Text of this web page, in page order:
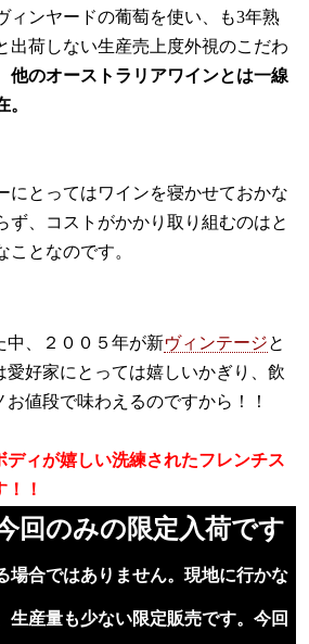
ィンヤードの葡萄を使い、も3年熟
出荷しない生産売上度外視のこだわ
他のオーストラリアワインとは一線
。
にとってはワインを寝かせておかな
ず、コストがかかり取り組むのはと
ことなのです。
中、２００５年が新ヴィンテージと
愛好家にとっては嬉しいかぎり、飲
値段で味わえるのですから！！
ディが嬉しい洗練されたフレンチス
！
回のみの限定入荷です
場合ではありません。現地に行かな
生産量も少ない限定販売です。今回